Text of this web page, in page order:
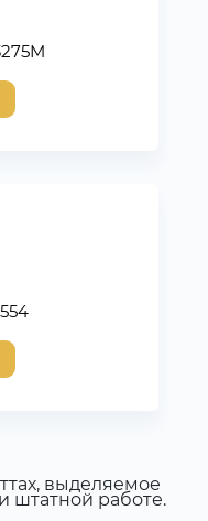
выделяемое
штатной работе.